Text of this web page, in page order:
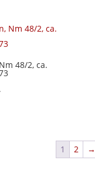
48/2, ca.
1 2 →